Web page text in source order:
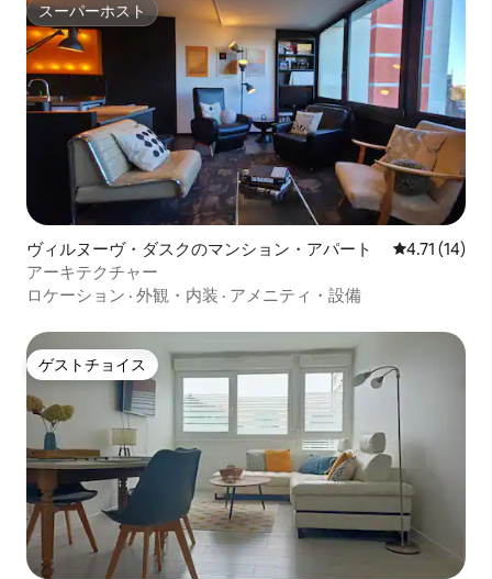
スーパーホスト
スーパーホスト
ヴィルヌーヴ・ダスクのマンション・アパート レビュー14
4.71 (14)
アーキテクチャー
ロケーション · 外観・内装 · アメニティ・設備
ゲストチョイス
ゲストチョイス